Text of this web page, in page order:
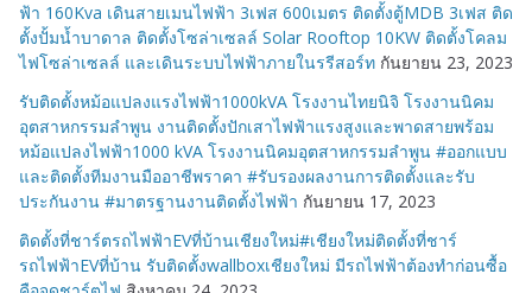
ฟ้า 160Kva เดินสายเมนไฟฟ้า 3เฟส 600เมตร ติดตั้งตู้MDB 3เฟส ติด
ตั้งปั้มน้ำบาดาล ติดตั้งโซล่าเซลล์ Solar Rooftop 10KW ติดตั้งโคลม
ไฟโซล่าเซลล์ และเดินระบบไฟฟ้าภายในรรีสอร์ท กันยายน 23, 2023
รับติดตั้งหม้อแปลงแรงไฟฟ้า1000kVA โรงงานไทยนิจิ โรงงานนิคม
อุตสาหกรรมลำพูน งานติดตั้งปักเสาไฟฟ้าแรงสูงและพาดสายพร้อม
หม้อแปลงไฟฟ้า1000 kVA โรงงานนิคมอุตสาหกรรมลำพูน #ออกแบบ
และติดตั้งทีมงานมืออาชีพราคา #รับรองผลงานการติดตั้งและรับ
ประกันงาน #มาตรฐานงานติดตั้งไฟฟ้า กันยายน 17, 2023
ติดตั้งที่ชาร์ตรถไฟฟ้าEVที่บ้านเชียงใหม่#เชียงใหม่ติดตั้งที่ชาร์
รถไฟฟ้าEVที่บ้าน รับติดตั้งwallboxเชียงใหม่ มีรถไฟฟ้าต้องทำก่อนซื้อ